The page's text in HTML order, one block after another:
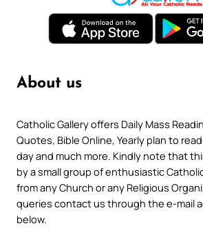
About us
Catholic Gallery offers Daily Mass
Quotes, Bible Online, Yearly plan to
day and much more. Kindly note that
by a small group of enthusiastic
from any Church or any Religious
queries contact us through the e-mail
below.